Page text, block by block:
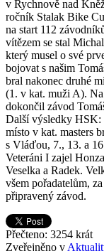
v Rychnově nad
ročník Stalak Bike
na start 112
vítězem se stal
který musel o své
bojovat s našim
bral nakonec druhé
(1. v kat. muži A).
dokončil závod
Další výsledky HSK:
místo v kat. masters
s Vláďou, 7., 13. a
Veteráni I zajel
Veselka a Radek.
všem pořadatelům,
připravený závod.
Přečteno: 3254 krát
Zveřejněno v